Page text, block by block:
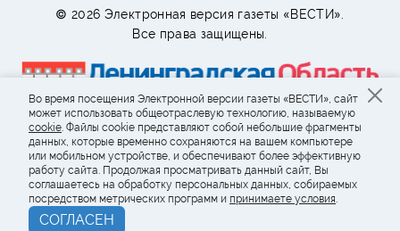
© 2026 Электронная версия газеты «ВЕСТИ».
Все права защищены.
Во время посещения Электронной версии газеты «ВЕСТИ», сайт
может использовать общеотраслевую технологию, называемую
cookie. Файлы cookie представляют собой небольшие фрагменты
данных, которые временно сохраняются на вашем компьютере
или мобильном устройстве, и обеспечивают более эффективную
работу сайта. Продолжая просматривать данный сайт, Вы
соглашаетесь на обработку персональных данных, собираемых
посредством метрических программ и принимаете условия.
СОГЛАСЕН